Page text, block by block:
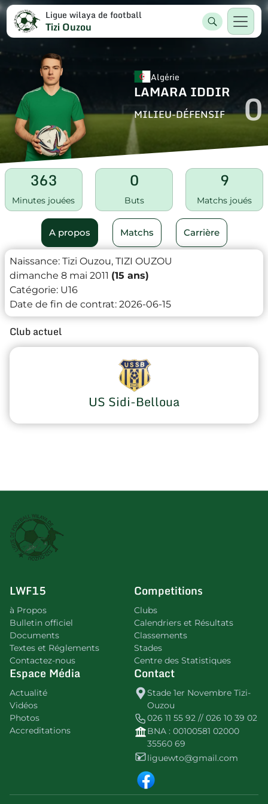
Ligue wilaya de football
Tizi Ouzou
Algérie
LAMARA IDDIR
MILIEU-DÉFENSIF 0
363
Minutes jouées
0
Buts
9
Matchs joués
A propos Matchs Carrière
Naissance: Tizi Ouzou, TIZI OUZOU
dimanche 8 mai 2011 (15 ans)
Catégorie: U16
Date de fin de contrat: 2026-06-15
Club actuel
US Sidi-Belloua
LWF15
à Propos
Bulletin officiel
Documents
Textes et Réglements
Contactez-nous
Competitions
Clubs
Calendriers et Résultats
Classements
Stades
Centre des Statistiques
Espace Média
Actualité
Vidéos
Photos
Accreditations
Contact
Stade 1er Novembre Tizi-
Ouzou
026 11 55 92 // 026 10 39 02
BNA : 00100581 02000
35560 69
liguewto@gmail.com